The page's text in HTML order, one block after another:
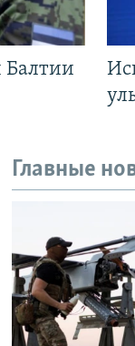
Балтии
Главные